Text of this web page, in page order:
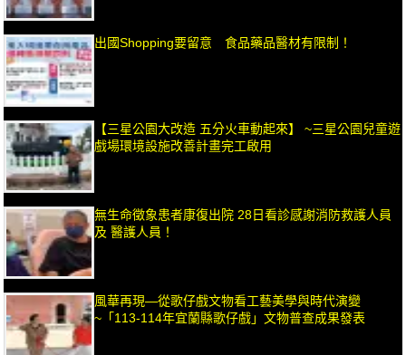
出國Shopping要留意 食品藥品醫材有限制！
【三星公園大改造 五分火車動起來】 ~三星公園兒童遊
戲場環境設施改善計畫完工啟用
無生命徵象患者康復出院 28日看診感謝消防救護人員
及 醫護人員！
風華再現—從歌仔戲文物看工藝美學與時代演變
~「113-114年宜蘭縣歌仔戲」文物普查成果發表